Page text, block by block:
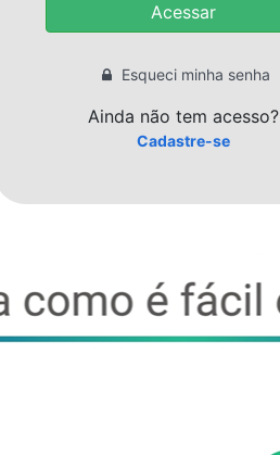
Acessar
Esqueci minha senha
Ainda não tem acesso?
Cadastre-se